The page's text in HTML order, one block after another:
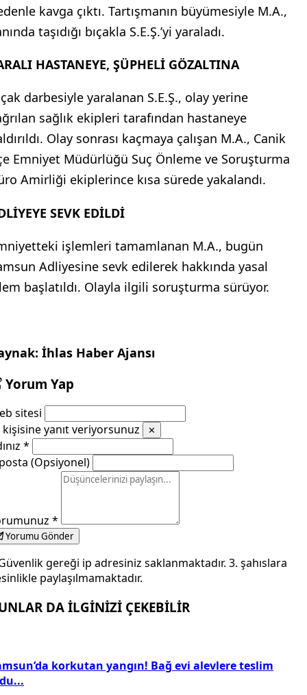
kavga çıktı. Tartışmanın büyümesiyle M.A.,
taşıdığı bıçakla S.E.Ş.’yi yaraladı.
HASTANEYE, ŞÜPHELİ GÖZALTINA
darbesiyle yaralanan S.E.Ş., olay yerine
sağlık ekipleri tarafından hastaneye
Olay sonrası kaçmaya çalışan M.A., Canik
Emniyet Müdürlüğü Suç Önleme ve Soruşturma
Amirliği ekiplerince kısa sürede yakalandı.
SEVK EDİLDİ
işlemleri tamamlanan M.A., bugün
Adliyesine sevk edilerek hakkında yasal
başlatıldı. Olayla ilgili soruşturma sürüyor.
İhlas Haber Ajansı
Yorum Yap
sitesi
kişisine yanıt veriyorsunuz
✕
*
(Opsiyonel)
*
Yorumu Gönder
gereği ip adresiniz saklanmaktadır. 3. şahıslara
paylaşılmamaktadır.
DA İLGİNİZİ ÇEKEBİLİR
korkutan yangın! Bağ evi alevlere teslim